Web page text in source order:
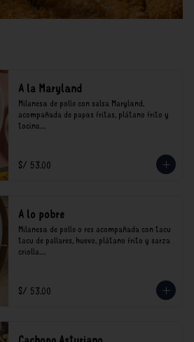
A la Maryland
Milanesa de pollo con salsa Maryland,
acompañada de papas fritas, plátano frito y
tocino.
incluyen impuestos de ley y recargo al
consumo.
S/ 53.00
A lo pobre
Milanesa de pollo o res acompañada con tacu
tacu de pallares, huevo, plátano frito y sarza
criolla.
incluyen impuestos de ley y recargo al
consumo.
S/ 53.00